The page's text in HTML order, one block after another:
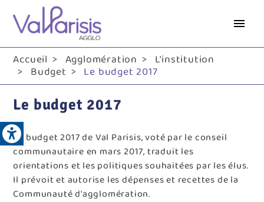
Open toolbar
Accueil Agglomération L'institution
Budget Le budget 2017
Le budget 2017
Le budget 2017 de Val Parisis, voté par le conseil
communautaire en mars 2017, traduit les
orientations et les politiques souhaitées par les élus.
Il prévoit et autorise les dépenses et recettes de la
Communauté d'agglomération.